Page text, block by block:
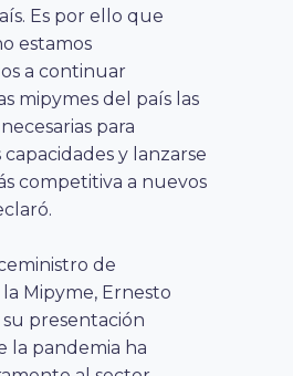
Es por ello que
estamos
a continuar
mipymes del país las
para
y lanzarse
competitiva a nuevos
de
Mipyme, Ernesto
su presentación
la pandemia ha